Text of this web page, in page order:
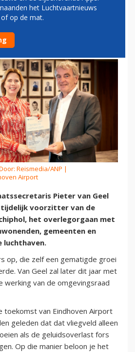
SCHIPHOL
Reismedia/ANP |
Airport
Pieter van Geel
voorzitter van de
het overlegorgaan met
gemeenten en
luchthaven.
op, die zelf een gematigde groei
Van Geel zal later dit jaar met
werking van de omgevingsraad
toekomst van Eindhoven Airport
geleden dat dat vliegveld alleen
als de geluidsoverlast fors
Op die manier beloon je het
het Luchtvaartnieuws
op de mat.